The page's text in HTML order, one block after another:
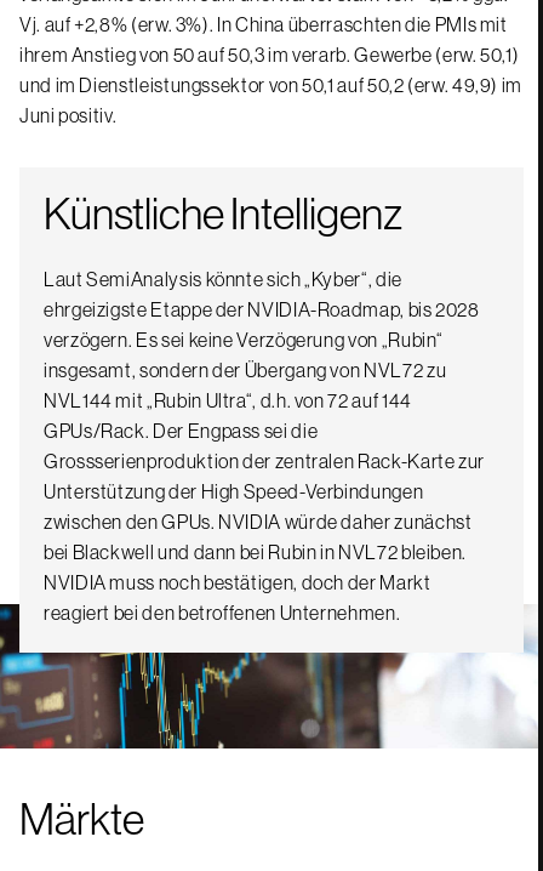
Vj. auf +2,8% (erw. 3%). In China überraschten die PMIs mit
ihrem Anstieg von 50 auf 50,3 im verarb. Gewerbe (erw. 50,1)
und im Dienstleistungssektor von 50,1 auf 50,2 (erw. 49,9) im
Juni positiv.
Künstliche Intelligenz
Laut SemiAnalysis könnte sich „Kyber“, die
ehrgeizigste Etappe der NVIDIA-Roadmap, bis 2028
verzögern. Es sei keine Verzögerung von „Rubin“
insgesamt, sondern der Übergang von NVL72 zu
NVL144 mit „Rubin Ultra“, d.h. von 72 auf 144
GPUs/Rack. Der Engpass sei die
Grossserienproduktion der zentralen Rack-Karte zur
Unterstützung der High Speed-Verbindungen
zwischen den GPUs. NVIDIA würde daher zunächst
bei Blackwell und dann bei Rubin in NVL72 bleiben.
NVIDIA muss noch bestätigen, doch der Markt
reagiert bei den betroffenen Unternehmen.
Märkte